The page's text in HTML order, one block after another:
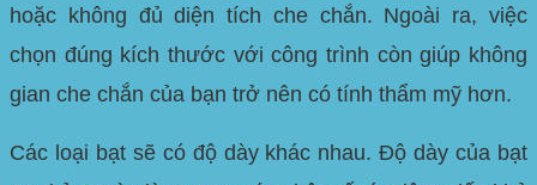
hoặc không đủ diện tích che chắn. Ngoài ra, việc
chọn đúng kích thước với công trình còn giúp không
gian che chắn của bạn trở nên có tính thẩm mỹ hơn.
Các loại bạt sẽ có độ dày khác nhau. Độ dày của bạt